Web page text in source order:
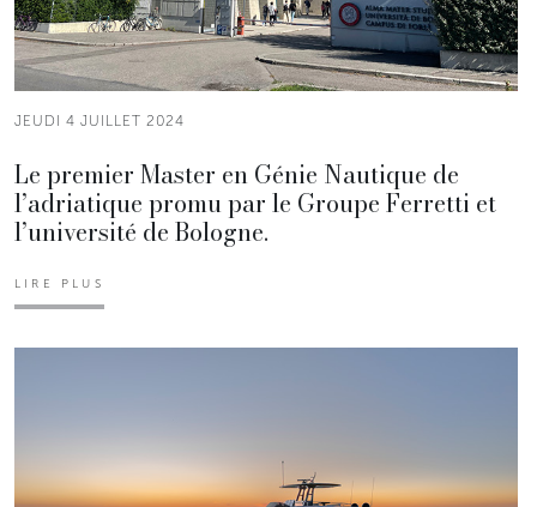
JEUDI 4 JUILLET 2024
Le premier Master en Génie Nautique de
l’adriatique promu par le Groupe Ferretti et
l’université de Bologne.
LIRE PLUS